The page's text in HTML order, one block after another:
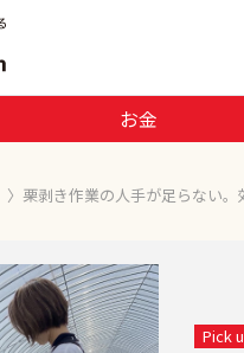
お金
〉 栗剥き作業の人手が足らない
Pick